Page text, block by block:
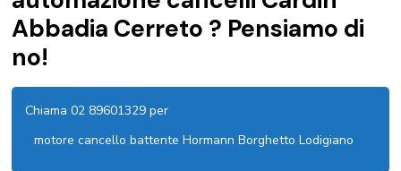
Abbadia Cerreto ? Pensiamo di
no!
Chiama 02 89601329 per
motore cancello battente Hormann Borghetto Lodigiano